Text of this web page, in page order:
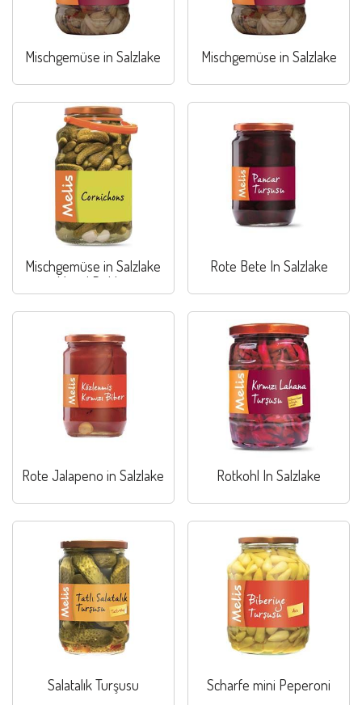
Mischgemüse in Salzlake Mischgemüse in Salzlake
Mischgemüse in Salzlake
Mixed Pickles
Rote Bete In Salzlake
Rote Jalapeno in Salzlake Rotkohl In Salzlake
Salatalık Turşusu Scharfe mini Peperoni